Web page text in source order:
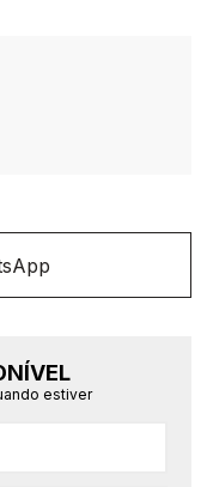
estiver